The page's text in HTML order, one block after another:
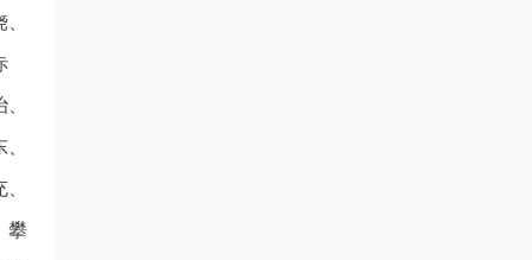
攀